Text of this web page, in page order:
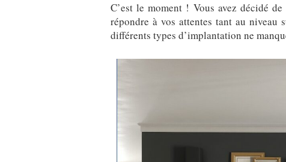
C’est le moment ! Vous avez décidé
répondre à vos attentes tant au
différents types d’implantation ne